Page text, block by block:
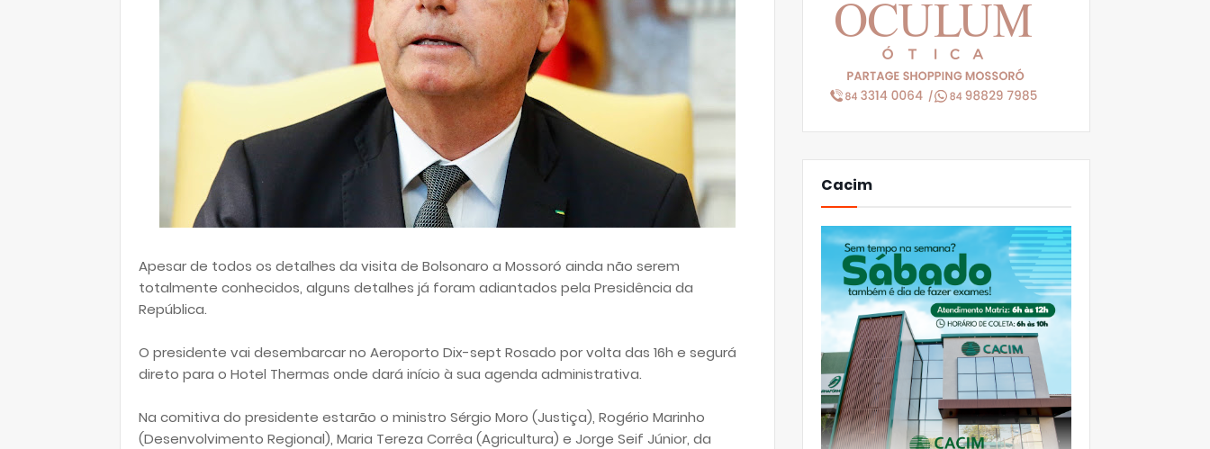
Apesar de todos os detalhes da visita de Bolsonaro a Mossoró ainda não serem
totalmente conhecidos, alguns detalhes já foram adiantados pela Presidência da
República.
O presidente vai desembarcar no Aeroporto Dix-sept Rosado por volta das 16h e segurá
direto para o Hotel Thermas onde dará início à sua agenda administrativa.
Na comitiva do presidente estarão o ministro Sérgio Moro (Justiça), Rogério Marinho
(Desenvolvimento Regional), Maria Tereza Corrêa (Agricultura) e Jorge Seif Júnior, da
Cacim